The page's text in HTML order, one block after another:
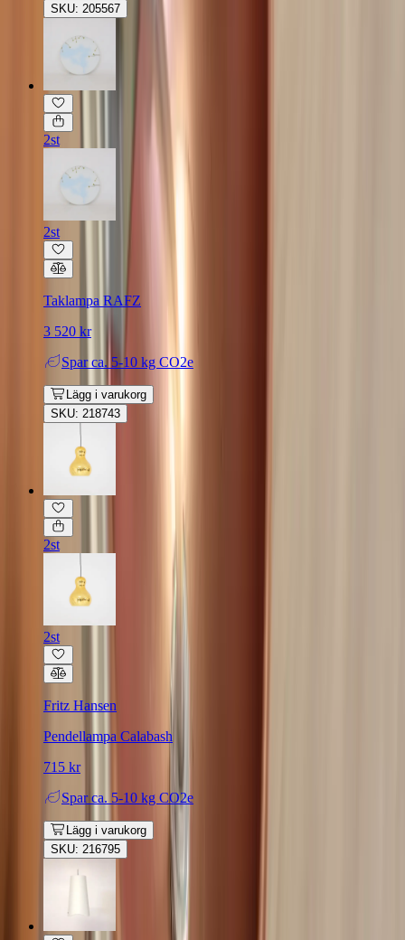
SKU: 205567
2st
2st
Taklampa RAFZ
3 520 kr
Spar ca. 5-10 kg CO2e
Lägg i varukorg
SKU: 218743
2st
2st
Fritz Hansen
Pendellampa Calabash
715 kr
Spar ca. 5-10 kg CO2e
Lägg i varukorg
SKU: 216795